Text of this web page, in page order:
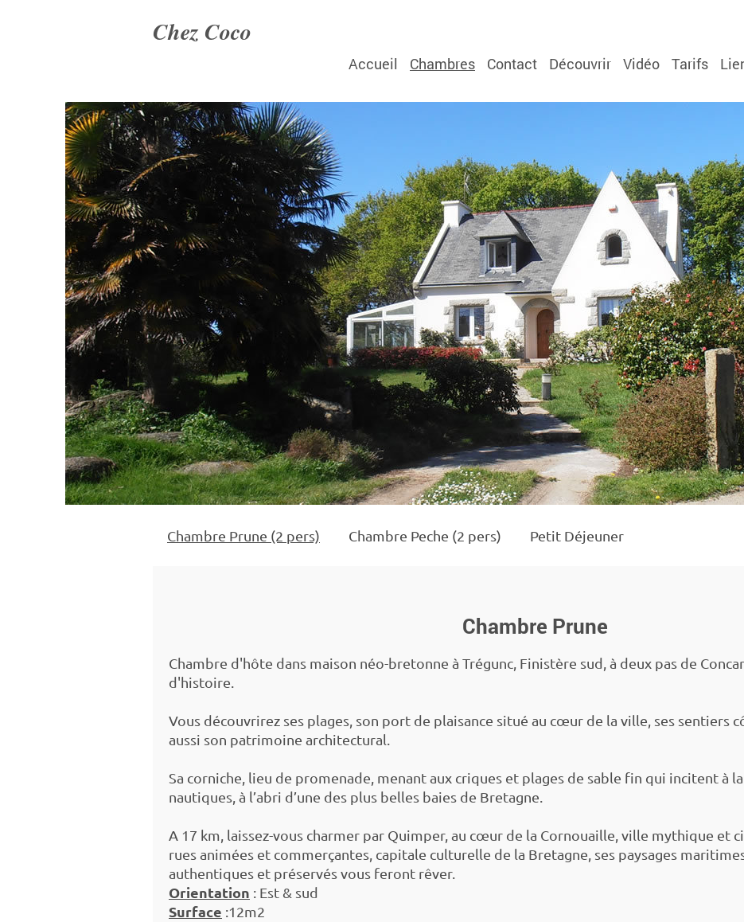
Chez Coco
Accueil Chambres Contact Découvrir Vidéo Tarifs
Chambre Prune (2 pers) Chambre Peche (2 pers) Petit Déjeuner
Chambre Prune
Chambre d'hôte dans maison néo-bretonne à Trégunc, Finistère sud, à deux pas de
d'histoire.
Vous découvrirez ses plages, son port de plaisance situé au cœur de la ville, ses sentiers
aussi son patrimoine architectural.
Sa corniche, lieu de promenade, menant aux criques et plages de sable fin qui incitent à
nautiques, à l’abri d’une des plus belles baies de Bretagne.
A 17 km, laissez-vous charmer par Quimper, au cœur de la Cornouaille, ville mythique et
rues animées et commerçantes, capitale culturelle de la Bretagne, ses paysages
authentiques et préservés vous feront rêver.
Orientation : Est & sud
Surface :12m2